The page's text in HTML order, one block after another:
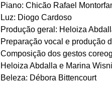
Piano: Chicão Rafael
Luz: Diogo Cardoso
Produção geral: Heloiza
Preparação vocal e produção
Composição dos gestos
Heloiza Abdalla e Marina
Beleza: Débora Bittencourt